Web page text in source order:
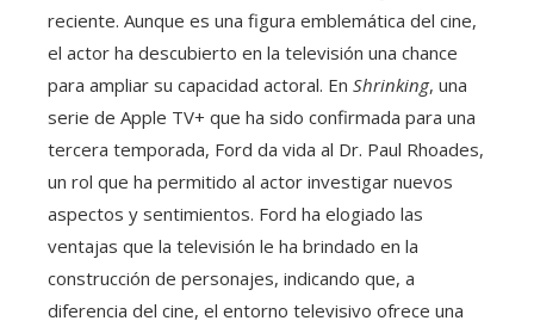
reciente. Aunque es una figura emblemática del cine,
el actor ha descubierto en la televisión una chance
para ampliar su capacidad actoral. En Shrinking, una
serie de Apple TV+ que ha sido confirmada para una
tercera temporada, Ford da vida al Dr. Paul Rhoades,
un rol que ha permitido al actor investigar nuevos
aspectos y sentimientos. Ford ha elogiado las
ventajas que la televisión le ha brindado en la
construcción de personajes, indicando que, a
diferencia del cine, el entorno televisivo ofrece una